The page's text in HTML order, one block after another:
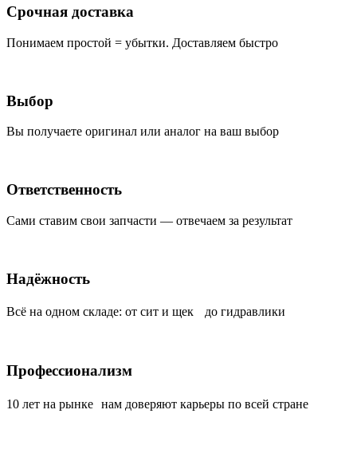
Срочная доставка
Понимаем простой = убытки. Доставляем быстро
Выбор
Вы получаете оригинал или аналог на ваш выбор
Ответственность
Сами ставим свои запчасти — отвечаем за результат
Надёжность
Всё на одном складе: от сит и щек до гидравлики
Профессионализм
10 лет на рынке нам доверяют карьеры по всей стране